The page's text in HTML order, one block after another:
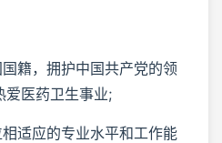
籍，拥护中国共产党的领
爱医药卫生事业;
适应的专业水平和工作能